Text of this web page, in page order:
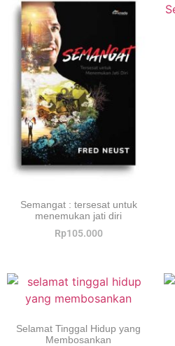
Semangat : tersesat untuk
menemukan jati diri
Rp105.000
Selamat Tinggal Hidup yang
Membosankan